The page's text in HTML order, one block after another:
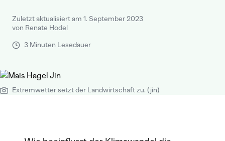
Zuletzt aktualisiert am 1. September 2023
von Renate Hodel
3 Minuten Lesedauer
Extremwetter setzt der Landwirtschaft zu. (jin)